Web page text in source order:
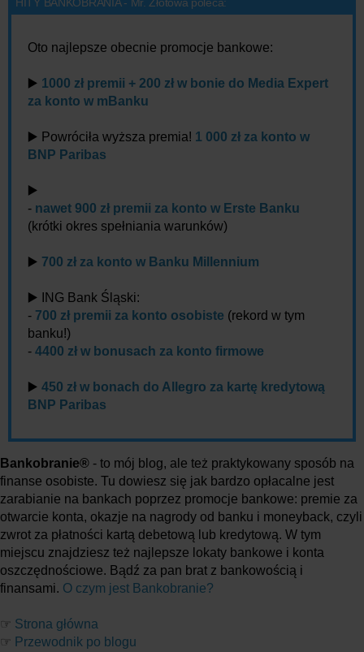
Oto najlepsze obecnie promocje bankowe:
▶️ 1000 zł premii + 200 zł w bonie do Media Expert
za konto w mBanku
▶️ Powróciła wyższa premia! 1 000 zł za konto w
BNP Paribas
▶️
- nawet 900 zł premii za konto w Erste Banku
(krótki okres spełniania warunków)
▶️ 700 zł za konto w Banku Millennium
▶️ ING Bank Śląski:
- 700 zł premii za konto osobiste (rekord w tym
banku!)
- 4400 zł w bonusach za konto firmowe
▶️ 450 zł w bonach do Allegro za kartę kredytową
BNP Paribas
Bankobranie® - to mój blog, ale też praktykowany sposób na
finanse osobiste. Tu dowiesz się jak bardzo opłacalne jest
zarabianie na bankach poprzez promocje bankowe: premie za
otwarcie konta, okazje na nagrody od banku i moneyback, czyli
zwrot za płatności kartą debetową lub kredytową. W tym
miejscu znajdziesz też najlepsze lokaty bankowe i konta
oszczędnościowe. Bądź za pan brat z bankowością i
finansami. O czym jest Bankobranie?
☞ Strona główna
☞ Przewodnik po blogu